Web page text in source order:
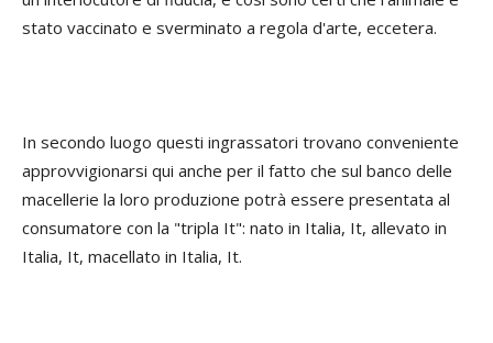
stato vaccinato e sverminato a regola d'arte, eccetera.
In secondo luogo questi ingrassatori trovano conveniente
approvvigionarsi qui anche per il fatto che sul banco delle
macellerie la loro produzione potrà essere presentata al
consumatore con la "tripla It": nato in Italia, It, allevato in
Italia, It, macellato in Italia, It.